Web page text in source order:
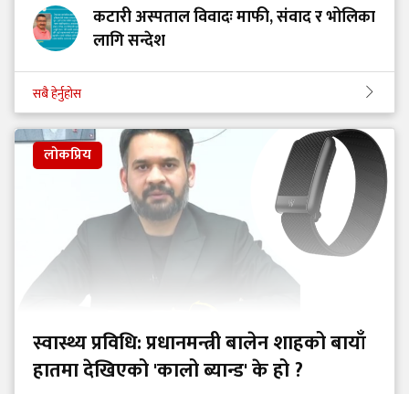
कटारी अस्पताल विवादः माफी, संवाद र भोलिका
लागि सन्देश
सबै हेर्नुहोस
लोकप्रिय
स्वास्थ्य प्रविधि: प्रधानमन्त्री बालेन शाहको बायाँ
हातमा देखिएको 'कालो ब्यान्ड' के हो ?